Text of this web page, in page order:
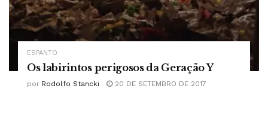
ESPANTO
Os labirintos perigosos da Geração Y
por Rodolfo Stancki 20 DE SETEMBRO DE 2017